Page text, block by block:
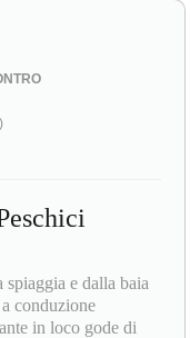
e dalla baia
conduzione
in loco gode di